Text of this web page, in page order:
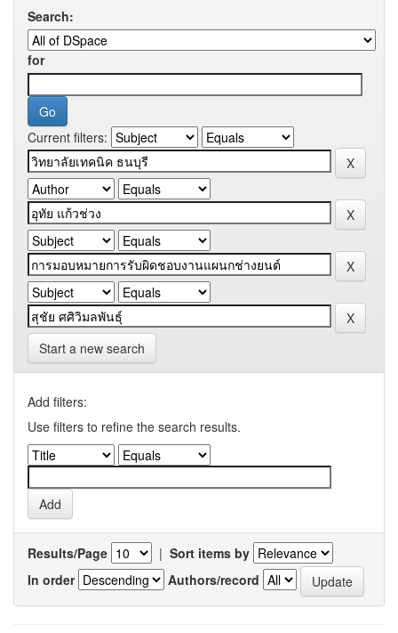
Search:
for
Current filters:
Start a new search
Add filters:
Use filters to refine the search results.
Results/Page | Sort items by
In order
Authors/record